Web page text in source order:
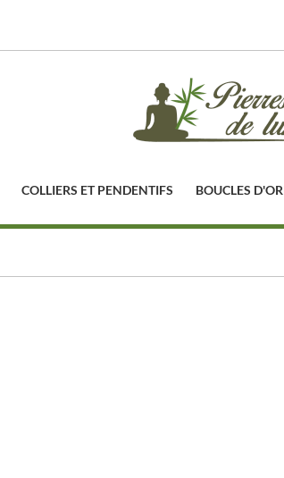
COLLIERS ET PENDENTIFS BOUCLES